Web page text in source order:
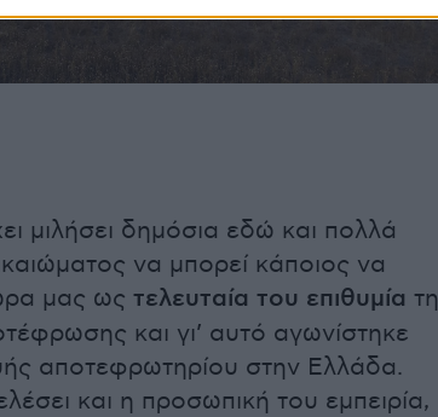
μιλήσει δημόσια εδώ και πολλά
να μπορεί κάποιος να
μας ως τελευταία του επιθυμία τη
και γι’ αυτό αγωνίστηκε
αποτεφρωτηρίου στην Ελλάδα.
και η προσωπική του εμπειρία,